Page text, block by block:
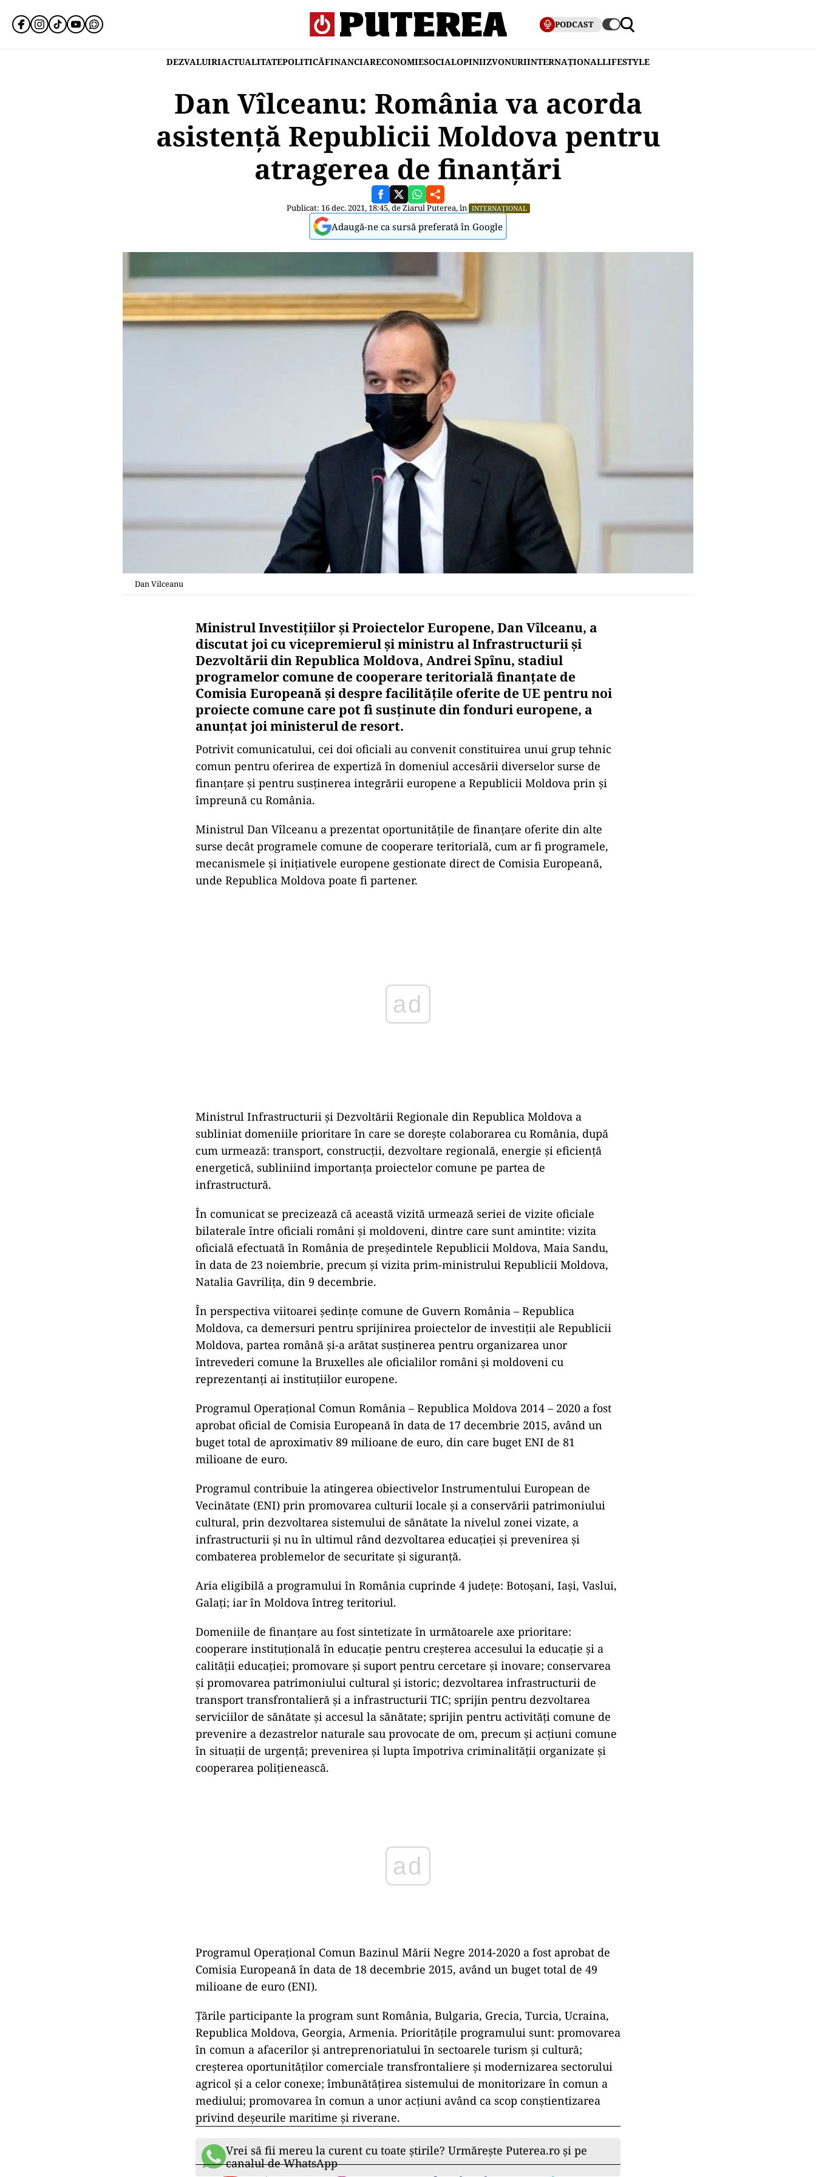
PODCAST
DEZVALUIRIACTUALITATEPOLITICĂFINANCIARECONOMIESOCIALOPINIIZVONURIINTERNAȚIONALLIFESTYLE
Dan Vîlceanu: România va acorda
asistență Republicii Moldova pentru
atragerea de finanțări
Publicat: 16 dec. 2021, 18:45, deZiarul Puterea, în INTERNAȚIONAL
Adaugă-ne ca sursă preferată în Google
Dan Vilceanu
Ministrul Investiţiilor şi Proiectelor Europene, Dan Vîlceanu, a
discutat joi cu vicepremierul şi ministru al Infrastructurii şi
Dezvoltării din Republica Moldova, Andrei Spînu, stadiul
programelor comune de cooperare teritorială finanţate de
Comisia Europeană şi despre facilităţile oferite de UE pentru noi
proiecte comune care pot fi susţinute din fonduri europene, a
anunţat joi ministerul de resort.
Potrivit comunicatului, cei doi oficiali au convenit constituirea unui grup tehnic
comun pentru oferirea de expertiză în domeniul accesării diverselor surse de
finanţare şi pentru susţinerea integrării europene a Republicii Moldova prin şi
împreună cu România.
Ministrul Dan Vîlceanu a prezentat oportunităţile de finanţare oferite din alte
surse decât programele comune de cooperare teritorială, cum ar fi programele,
mecanismele şi iniţiativele europene gestionate direct de Comisia Europeană,
unde Republica Moldova poate fi partener.
Ministrul Infrastructurii şi Dezvoltării Regionale din Republica Moldova a
subliniat domeniile prioritare în care se doreşte colaborarea cu România, după
cum urmează: transport, construcţii, dezvoltare regională, energie şi eficienţă
energetică, subliniind importanţa proiectelor comune pe partea de
infrastructură.
În comunicat se precizează că această vizită urmează seriei de vizite oficiale
bilaterale între oficiali români şi moldoveni, dintre care sunt amintite: vizita
oficială efectuată în România de preşedintele Republicii Moldova, Maia Sandu,
în data de 23 noiembrie, precum şi vizita prim-ministrului Republicii Moldova,
Natalia Gavriliţa, din 9 decembrie.
În perspectiva viitoarei şedinţe comune de Guvern România – Republica
Moldova, ca demersuri pentru sprijinirea proiectelor de investiţii ale Republicii
Moldova, partea română şi-a arătat susţinerea pentru organizarea unor
întrevederi comune la Bruxelles ale oficialilor români şi moldoveni cu
reprezentanţi ai instituţiilor europene.
Programul Operaţional Comun România – Republica Moldova 2014 – 2020 a fost
aprobat oficial de Comisia Europeană în data de 17 decembrie 2015, având un
buget total de aproximativ 89 milioane de euro, din care buget ENI de 81
milioane de euro.
Programul contribuie la atingerea obiectivelor Instrumentului European de
Vecinătate (ENI) prin promovarea culturii locale şi a conservării patrimoniului
cultural, prin dezvoltarea sistemului de sănătate la nivelul zonei vizate, a
infrastructurii şi nu în ultimul rând dezvoltarea educaţiei şi prevenirea şi
combaterea problemelor de securitate şi siguranţă.
Aria eligibilă a programului în România cuprinde 4 judeţe: Botoşani, Iaşi, Vaslui,
Galaţi; iar în Moldova întreg teritoriul.
Domeniile de finanţare au fost sintetizate în următoarele axe prioritare:
cooperare instituţională în educaţie pentru creşterea accesului la educaţie şi a
calităţii educaţiei; promovare şi suport pentru cercetare şi inovare; conservarea
şi promovarea patrimoniului cultural şi istoric; dezvoltarea infrastructurii de
transport transfrontalieră şi a infrastructurii TIC; sprijin pentru dezvoltarea
serviciilor de sănătate şi accesul la sănătate; sprijin pentru activităţi comune de
prevenire a dezastrelor naturale sau provocate de om, precum şi acţiuni comune
în situaţii de urgenţă; prevenirea şi lupta împotriva criminalităţii organizate şi
cooperarea poliţienească.
ad
Programul Operaţional Comun Bazinul Mării Negre 2014-2020 a fost aprobat de
Comisia Europeană în data de 18 decembrie 2015, având un buget total de 49
milioane de euro (ENI).
Ţările participante la program sunt România, Bulgaria, Grecia, Turcia, Ucraina,
Republica Moldova, Georgia, Armenia. Priorităţile programului sunt: promovarea
în comun a afacerilor şi antreprenoriatului în sectoarele turism şi cultură;
creşterea oportunităţilor comerciale transfrontaliere şi modernizarea sectorului
agricol şi a celor conexe; îmbunătăţirea sistemului de monitorizare în comun a
mediului; promovarea în comun a unor acţiuni având ca scop conştientizarea
privind deşeurile maritime şi riverane.
Vrei să fii mereu la curent cu toate știrile? Urmărește Puterea.ro și pe
canalul de WhatsApp